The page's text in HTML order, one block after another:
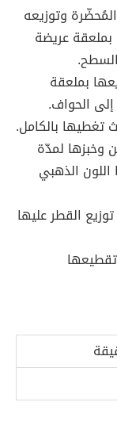
وتوزيعه
عريضة
بملعقة
الحواف.
تغطيها بالكامل.
وخبزها لمدّة
الذهبي
القطر عليها